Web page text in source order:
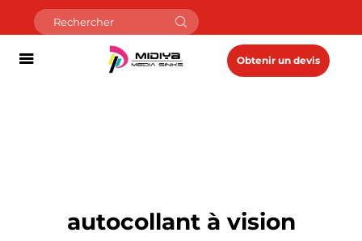
Obtenir un devis
autocollant à vision